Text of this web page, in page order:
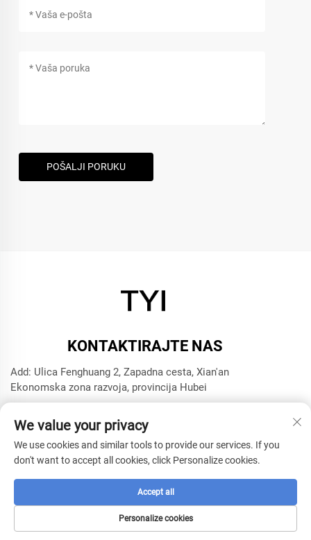
POŠALJI PORUKU
KONTAKTIRAJTE NAS
Add: Ulica Fenghuang 2, Zapadna cesta, Xian'an
Ekonomska zona razvoja, provincija Hubei
E-mail:[email protected]
Autorsko pravo © 2025 Xianning TYI Model Technology
Company -Politika privatnosti
We value your privacy
We use cookies and similar tools to provide our services. If you
don't want to accept all cookies, click Personalize cookies.
Personalize cookies
Accept all